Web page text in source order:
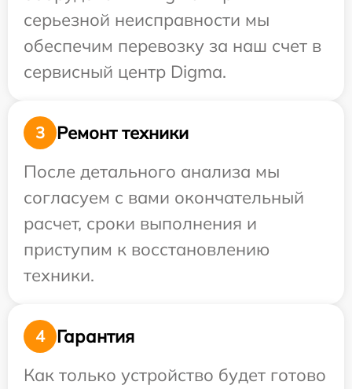
серьезной неисправности мы
обеспечим перевозку за наш счет в
сервисный центр Digma.
3
Ремонт техники
После детального анализа мы
согласуем с вами окончательный
расчет, сроки выполнения и
приступим к восстановлению
техники.
4
Гарантия
Как только устройство будет готово